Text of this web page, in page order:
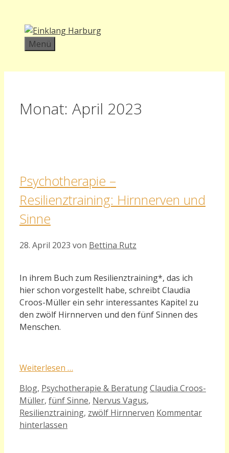
Inhalt
springen
Menü
Monat: April 2023
Psychotherapie –
Resilienztraining: Hirnnerven und
Sinne
28. April 2023 von Bettina Rutz
In ihrem Buch zum Resilienztraining*, das ich
hier schon vorgestellt habe, schreibt Claudia
Croos-Müller ein sehr interessantes Kapitel zu
den zwölf Hirnnerven und den fünf Sinnen des
Menschen.
Weiterlesen …
Kategorien
Blog, Psychotherapie & BeratungSchlagwörter
Claudia Croos-
Müller, fünf Sinne, Nervus Vagus,
Resilienztraining, zwölf Hirnnerven Kommentar
hinterlassen